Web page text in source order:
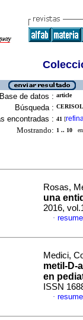
Base de datos : article
Búsqueda :
encontradas : 41 [
Mostrando: 1 .. 10 en
Rosas,
una
2016,
·
Medici,
metil-D-
en
ISSN
·